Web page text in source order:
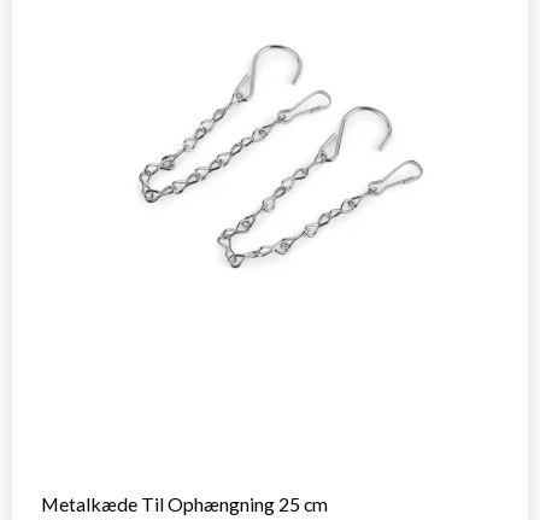
Metalkæde Til Ophængning 25 cm